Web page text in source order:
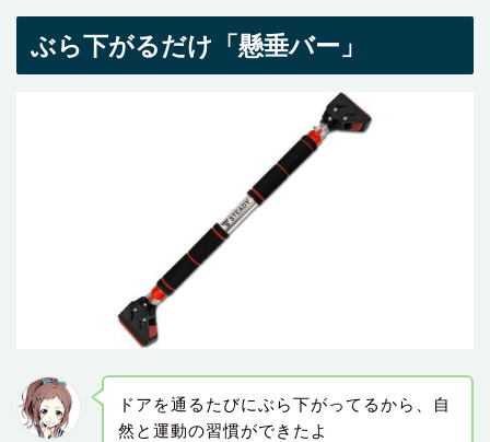
ぶら下がるだけ「懸垂バー」
ドアを通るたびにぶら下がってるから、自
然と運動の習慣ができたよ